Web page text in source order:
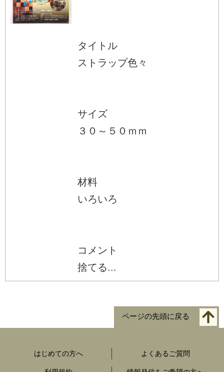
タイトル
ストラップ色々
サイズ
３０～５０ｍｍ
材料
いろいろ
コメント
捨てる...
ページの先頭に戻る
はじめての方へ よくあるご質問